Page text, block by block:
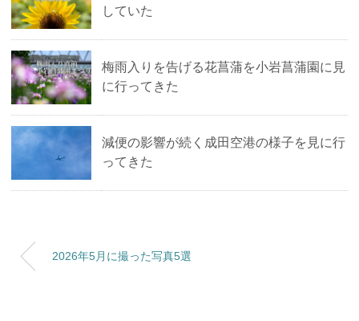
していた
梅雨入りを告げる花菖蒲を小岩菖蒲園に見
に行ってきた
減便の影響が続く成田空港の様子を見に行
ってきた
2026年5月に撮った写真5選